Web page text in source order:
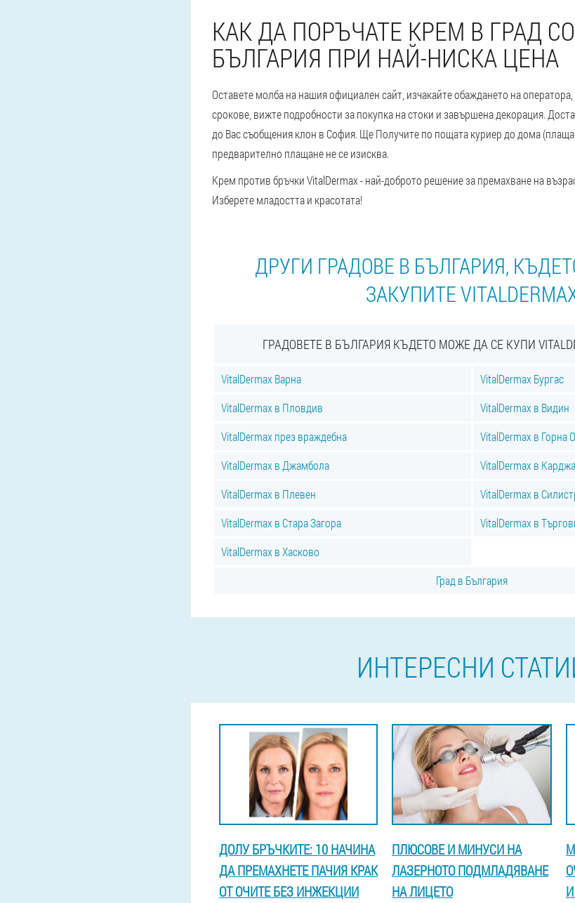
КАК ДА ПОРЪЧАТЕ КРЕМ В ГРАД
БЪЛГАРИЯ ПРИ НАЙ-НИСКА ЦЕНА
Оставете молба на нашия официален сайт, изчакайте обаждането на
срокове, вижте подробности за покупка на стоки и завършена декорация.
до Вас съобщения клон в София. Ще Получите по пощата куриер до дома
предварително плащане не се изисква.
Крем против бръчки VitalDermax - най-доброто решение за премахване на
Изберете младостта и красотата!
ДРУГИ ГРАДОВЕ В БЪЛГАРИЯ,
ЗАКУПИТЕ
ГРАДОВЕТЕ В БЪЛГАРИЯ КЪДЕТО МОЖЕ ДА СЕ КУПИ
VitalDermax Варна
VitalDermax Бургас
VitalDermax в Пловдив
VitalDermax в Видин
VitalDermax през враждебна
VitalDermax в Горна
VitalDermax в Джамбола
VitalDermax в
VitalDermax в Плевен
VitalDermax в
VitalDermax в Стара Загора
VitalDermax в
VitalDermax в Хасково
Град в България
ИНТЕРЕСНИ
ДОЛУ БРЪЧКИТЕ: 10 НАЧИНА
ДА ПРЕМАХНЕТЕ ПАЧИЯ КРАК
ОТ ОЧИТЕ БЕЗ ИНЖЕКЦИИ
ПЛЮСОВЕ И МИНУСИ НА
ЛАЗЕРНОТО ПОДМЛАДЯВАНЕ
НА ЛИЦЕТО